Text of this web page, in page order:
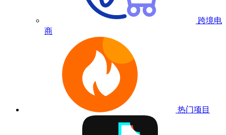
跨境电
商
热门项目